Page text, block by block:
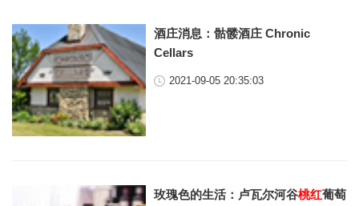
酒庄消息：骷髅酒庄 Chronic
Cellars
2021-09-05 20:35:03
玫瑰色的生活：卢瓦尔河谷桃红葡萄